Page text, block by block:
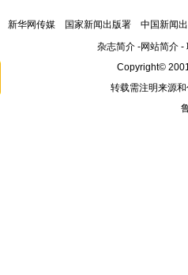
新华网传媒 国家新闻出版署
中国新闻
杂志简介-网站简介-
Copyright©
转载需注明来源